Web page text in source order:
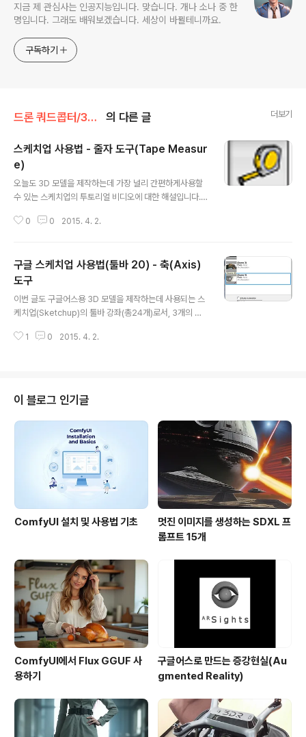
지금 제 관심사는 인공지능입니다. 맞습니다. 개나 소나 중 한
명입니다. 그래도 배워보겠습니다. 세상이 바뀔테니까요.
구독하기
드론 쿼드콥터/3D 프린팅 의 다른 글 더보기
스케치업 사용법 - 줄자 도구(Tape Measur
e)
오늘도 3D 모델을 제작하는데 가장 널리 간편하게사용할
수 있는 스케치업의 투토리얼 비디오에 대한 해설입니다.
이제까지의 비디오 강좌는 3D 프린팅 카테고리를 열어보
손을 봐야 합니다만, 전체적인 내용에는 그다지 차이가 없
어 그대로 놓아뒀습니다. 이해해 주시면 감사하겠습니다.
우선 스케치업을 실행하신 후 "View->Tool Bars-> La
rge Toolset"을 선택해 두시면, 비디오에 나오는 것과 비
슷한 환경이 됩니다. 먼저 비디오를 보여드리고, 중요한 부
분만 따로 추려 아래에 설명을 하였으니, 이 비디오를 다른
0 0 2015. 4. 2.
구글 스케치업 사용법(툴바 20) - 축(Axis)
도구
이번 글도 구글어스용 3D 모델을 제작하는데 사용되는 스
케치업(Sketchup)의 툴바 강좌(총24개)로서, 3개의 축
입니다. (이글은 수정하여 새로 발행합니다.) 이제까지의
구, 지우개(Eraser) 도구, 자유곡선(Freehand) 도구, 나
를따르라(Follow me) 도구, 치수(Dimension) 도구, 원/
폴리곤(Circle/Polygon)도구, 걷기(Walk) 도구, 오프셋
(Offset) 도구, 콤포넌트(Componen..
1 0 2015. 4. 2.
이 블로그 인기글
ComfyUI 설치 및 사용법 기초
멋진 이미지를 생성하는 SDXL 프
롬프트 15개
ComfyUI에서 Flux GGUF 사
용하기
구글어스로 만드는 증강현실(Au
gmented Reality)